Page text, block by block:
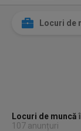
Locuri de
Locuri de muncă
107 anunțuri